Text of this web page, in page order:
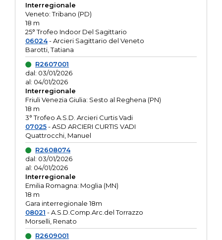
Interregionale
Veneto: Tribano (PD)
18 m
25° Trofeo Indoor Del Sagittario
06024- Arcieri Sagittario del Veneto
Barotti, Tatiana
R2607001
dal: 03/01/2026
al: 04/01/2026
Interregionale
Friuli Venezia Giulia: Sesto al Reghena (PN)
18 m
3° Trofeo A.S.D. Arcieri Curtis Vadi
07025- ASD ARCIERI CURTIS VADI
Quattrocchi, Manuel
R2608074
dal: 03/01/2026
al: 04/01/2026
Interregionale
Emilia Romagna: Moglia (MN)
18 m
Gara interregionale 18m
08021 - A.S.D.Comp.Arc.del Torrazzo
Morselli, Renato
R2609001